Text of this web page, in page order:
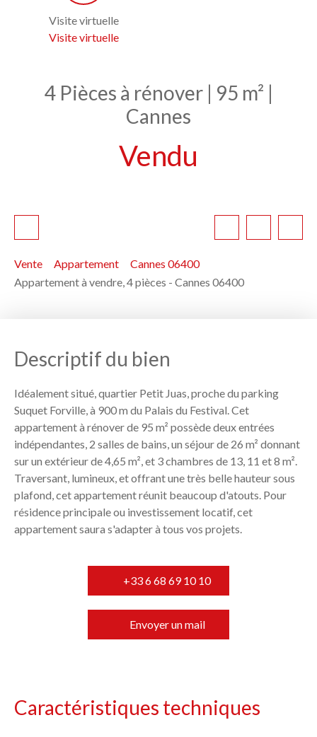
Visite virtuelle
Visite virtuelle
4 Pièces à rénover | 95 m² |
Cannes
Vendu
Vente Appartement
Cannes 06400
Appartement à vendre, 4 pièces - Cannes 06400
Descriptif du bien
Idéalement situé, quartier Petit Juas, proche du parking
Suquet Forville, à 900 m du Palais du Festival. Cet
appartement à rénover de 95 m² possède deux entrées
indépendantes, 2 salles de bains, un séjour de 26 m² donnant
sur un extérieur de 4,65 m², et 3 chambres de 13, 11 et 8 m².
Traversant, lumineux, et offrant une très belle hauteur sous
plafond, cet appartement réunit beaucoup d'atouts. Pour
résidence principale ou investissement locatif, cet
appartement saura s'adapter à tous vos projets.
+33 6 68 69 10 10
Envoyer un mail
Caractéristiques techniques